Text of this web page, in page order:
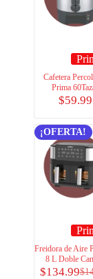
Cafetera
Prima
$59.99
¡OFERTA!
Freidora de Aire
8 L Doble
$
$134.99